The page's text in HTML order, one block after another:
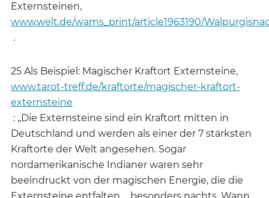
Externsteinen,
www.welt.de/wams_print/article1963190/
.
25 Als Beispiel: Magischer Kraftort Externsteine,
www.tarot-treff.de/kraftorte/magischer-kraftort-
externsteine
: „Die Externsteine sind ein Kraftort mitten in
Deutschland und werden als einer der 7 stärksten
Kraftorte der Welt angesehen. Sogar
nordamerikanische Indianer waren sehr
beeindruckt von der magischen Energie, die die